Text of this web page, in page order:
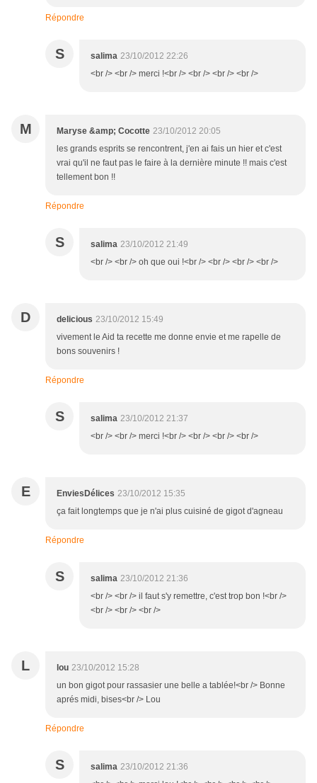
Répondre
S salima 23/10/2012 22:26
<br /> <br /> merci !<br /> <br /> <br /> <br />
M Maryse &amp; Cocotte 23/10/2012 20:05
les grands esprits se rencontrent, j'en ai fais un hier et c'est
vrai qu'il ne faut pas le faire à la dernière minute !! mais c'est
tellement bon !!
Répondre
S salima 23/10/2012 21:49
<br /> <br /> oh que oui !<br /> <br /> <br /> <br />
D delicious 23/10/2012 15:49
vivement le Aid ta recette me donne envie et me rapelle de
bons souvenirs !
Répondre
S salima 23/10/2012 21:37
<br /> <br /> merci !<br /> <br /> <br /> <br />
E EnviesDélices 23/10/2012 15:35
ça fait longtemps que je n'ai plus cuisiné de gigot d'agneau
Répondre
S salima 23/10/2012 21:36
<br /> <br /> il faut s'y remettre, c'est trop bon !<br />
<br /> <br /> <br />
L lou 23/10/2012 15:28
un bon gigot pour rassasier une belle a tablée!<br /> Bonne
aprés midi, bises<br /> Lou
Répondre
S salima 23/10/2012 21:36